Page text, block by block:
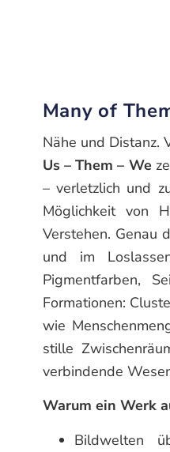
Many of
Nähe und Distanz.
Us – Them – We
– verletzlich und
Möglichkeit von
Verstehen. Genau
und im
Pigmentfarben,
Formationen:
wie
stille
verbindende
Warum ein Werk
Bildwelten